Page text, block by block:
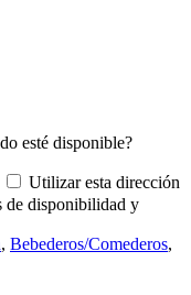
esté disponible?
Utilizar esta dirección
de disponibilidad y
, Bebederos/Comederos,